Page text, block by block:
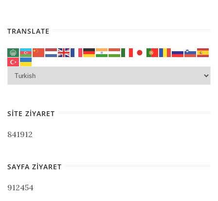
TRANSLATE
SITE ZIYARET
841912
SAYFA ZIYARET
912454